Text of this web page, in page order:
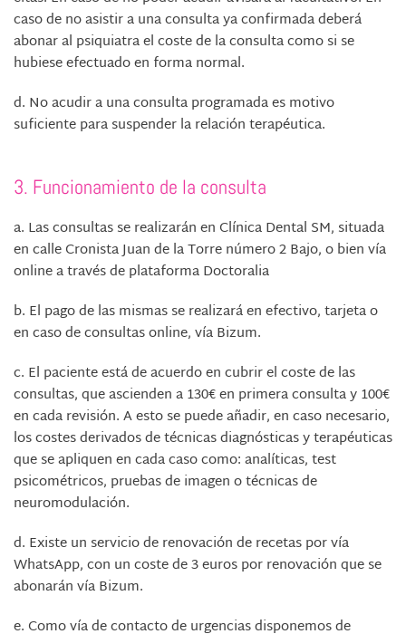
caso de no asistir a una consulta ya confirmada deberá
abonar al psiquiatra el coste de la consulta como si se
hubiese efectuado en forma normal.
d. No acudir a una consulta programada es motivo
suficiente para suspender la relación terapéutica.
3. Funcionamiento de la consulta
a. Las consultas se realizarán en Clínica Dental SM, situada
en calle Cronista Juan de la Torre número 2 Bajo, o bien vía
online a través de plataforma Doctoralia
b. El pago de las mismas se realizará en efectivo, tarjeta o
en caso de consultas online, vía Bizum.
c. El paciente está de acuerdo en cubrir el coste de las
consultas, que ascienden a 130€ en primera consulta y 100€
en cada revisión. A esto se puede añadir, en caso necesario,
los costes derivados de técnicas diagnósticas y terapéuticas
que se apliquen en cada caso como: analíticas, test
psicométricos, pruebas de imagen o técnicas de
neuromodulación.
d. Existe un servicio de renovación de recetas por vía
WhatsApp, con un coste de 3 euros por renovación que se
abonarán vía Bizum.
e. Como vía de contacto de urgencias disponemos de